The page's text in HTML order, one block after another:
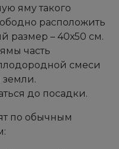
яму такого
расположить
размер – 40х50 см.
часть
смеси
земли.
до посадки.
по обычным